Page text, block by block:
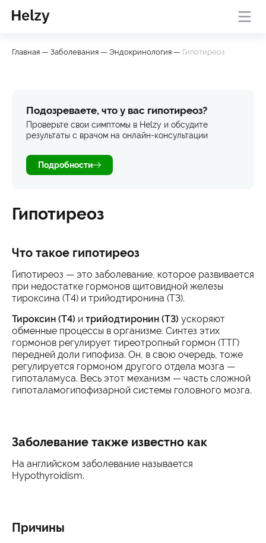
знаний
симптомы
Главная — Заболевания — Эндокринология — Гипотиреоз
Подозреваете, что у вас гипотиреоз?
Проверьте свои симптомы в Helzy и обсудите
результаты с врачом на онлайн-консультации
Подробности
Гипотиреоз
Что такое гипотиреоз
Гипотиреоз — это заболевание, которое развивается
при недостатке гормонов щитовидной железы
тироксина (Т4) и трийодтиронина (Т3).
Тироксин (Т4) и трийодтиронин (Т3) ускоряют
обменные процессы в организме. Синтез этих
гормонов регулирует тиреотропный гормон (ТТГ)
передней доли гипофиза. Он, в свою очередь, тоже
регулируется гормоном другого отдела мозга —
гипоталамуса. Весь этот механизм — часть сложной
гипоталамогипофизарной системы головного мозга.
Заболевание также известно как
На английском заболевание называется
Нypothyroidism.
Причины